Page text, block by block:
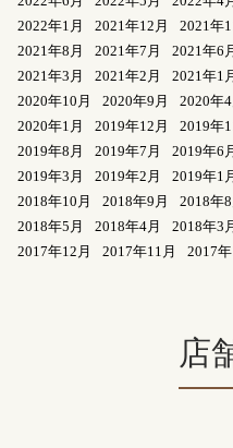
2022年1月
2021年12月 2021年
2021年8月
2021年7月 2021年6
2021年3月
2021年2月 2021年1
2020年10月
2020年9月 2020年4
2020年1月
2019年12月 2019年
2019年8月
2019年7月 2019年6
2019年3月
2019年2月 2019年1
2018年10月
2018年9月 2018年8
2018年5月
2018年4月 2018年3
2017年12月
2017年11月 2017年
店